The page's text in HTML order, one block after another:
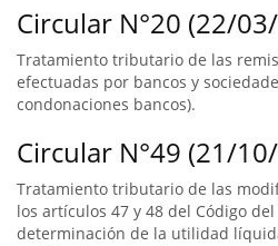
Circular N°20 (22/
Tratamiento tributario de las
efectuadas por bancos y
condonaciones bancos).
Circular N°49 (21/
Tratamiento tributario de las
los artículos 47 y 48 del Código
determinación de la utilidad